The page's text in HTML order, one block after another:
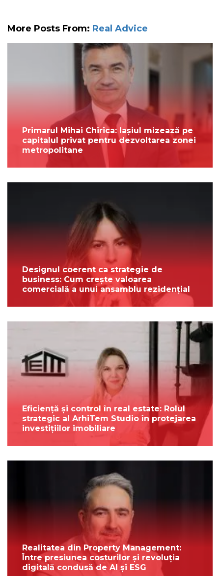
More Posts From: Real Advice
Primarul Mihai Chirica: Iașiul mizează pe
capitalul privat pentru dezvoltarea zonei
metropolitane
Designul coerent ca strategie de
business: Cum crește valoarea
comercială a unui ansamblu rezidențial
Eficiență și control în real estate: Rolul
strategic al ArhiTem Studio în protejarea
investițiilor imobiliare
Realitatea din Property Management:
Între presiunea costurilor și revoluția
digitală condusă de AI și ESG